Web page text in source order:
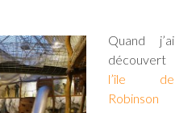
Quand j’ai
découvert
l’île de
Robinson